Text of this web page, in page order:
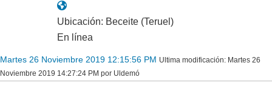
Ubicación: Beceite (Teruel)
En línea
Martes 26 Noviembre 2019 12:15:56 PM Ultima modificación: Martes 26
Noviembre 2019 14:27:24 PM por Uldemó